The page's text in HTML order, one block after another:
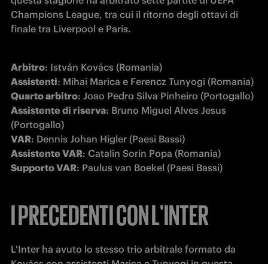
Champions League, tra cui il ritorno degli ottavi di
finale tra Liverpool e Paris.
Arbitro: István Kovács (Romania)
Assistenti: Mihai Marica e Ferencz Tunyogi (Romania)
Quarto arbitro
Assistente di riserva: Bruno Miguel Alves Jesus
VAR
Assistente VAR
Supporto VAR: Paulus van Boekel (Paesi Bassi)
I PRECEDENTI CON L'INTER
L'Inter ha avuto lo stesso trio arbitrale formato da